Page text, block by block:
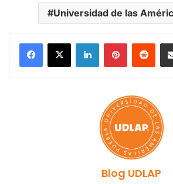
Universidad de las
LinkedInPinterest
Blog UDLAP